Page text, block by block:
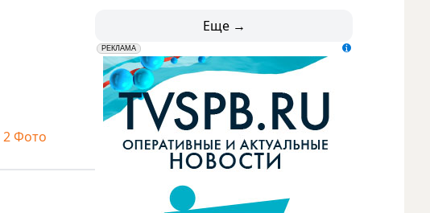
2 Фото
Еще →
erid: LdtCK5udn
РЕКЛАМА
АО "ГАТР", ИНН: 7841320717